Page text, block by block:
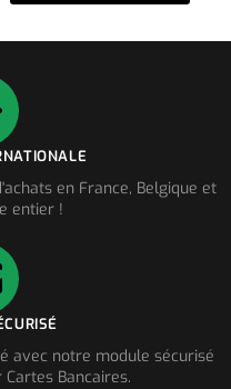
en France, Belgique et
entier !
avec notre module sécurisé
Bancaires.